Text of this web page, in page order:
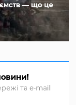
— що це
та e-mail